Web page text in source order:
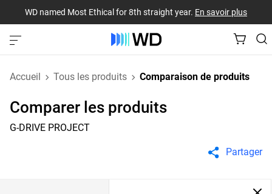
WD named Most Ethical for 8th straight year. En savoir plus
Accueil Tous les produits Comparaison de produits
Comparer les produits
G-DRIVE PROJECT
Partager